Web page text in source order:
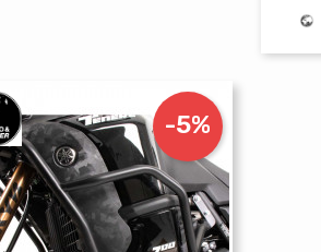
-5%